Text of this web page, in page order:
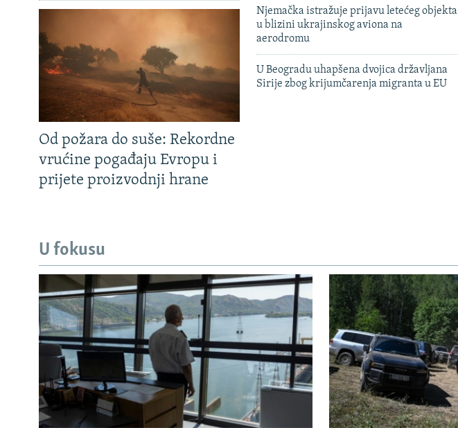
Od požara do suše: Rekordne
vrućine pogađaju Evropu i
prijete proizvodnji hrane
Njemačka istražuje prijavu letećeg objekta
u blizini ukrajinskog aviona na
aerodromu
U Beogradu uhapšena dvojica državljana
Sirije zbog krijumčarenja migranta u EU
U fokusu